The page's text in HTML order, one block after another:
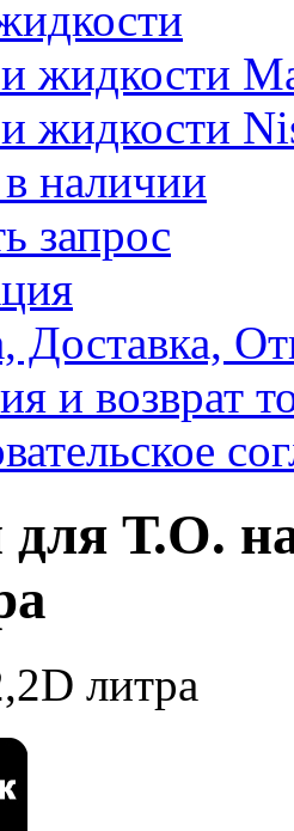
жидкости
жидкости
наличии
запрос
Доставка,
и возврат
для Т.О.